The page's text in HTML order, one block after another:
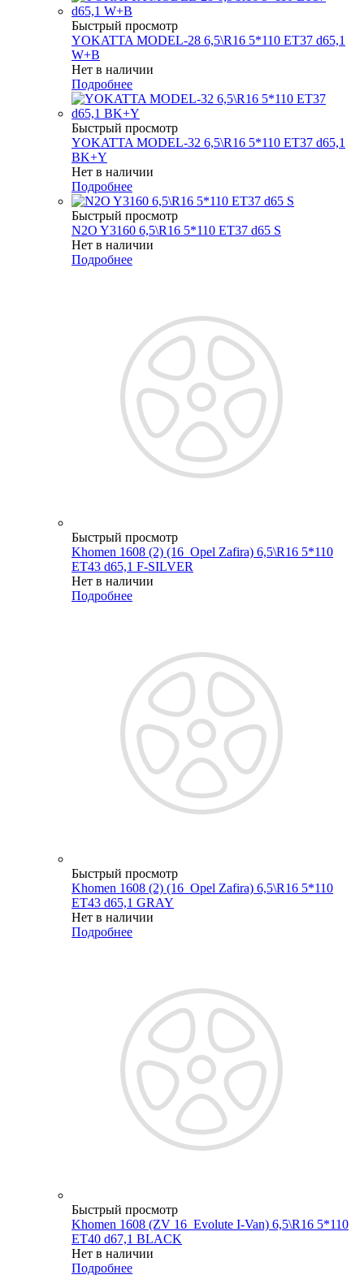
Быстрый просмотр
YOKATTA MODEL-28 6,5\R16 5*110 ET37 d65,1
W+B
Нет в наличии
Подробнее
Быстрый просмотр
YOKATTA MODEL-32 6,5\R16 5*110 ET37 d65,1
BK+Y
Нет в наличии
Подробнее
Быстрый просмотр
N2O Y3160 6,5\R16 5*110 ET37 d65 S
Нет в наличии
Подробнее
Быстрый просмотр
Khomen 1608 (2) (16_Opel Zafira) 6,5\R16 5*110
ET43 d65,1 F-SILVER
Нет в наличии
Подробнее
Быстрый просмотр
Khomen 1608 (2) (16_Opel Zafira) 6,5\R16 5*110
ET43 d65,1 GRAY
Нет в наличии
Подробнее
Быстрый просмотр
Khomen 1608 (ZV 16_Evolute I-Van) 6,5\R16 5*110
ET40 d67,1 BLACK
Нет в наличии
Подробнее